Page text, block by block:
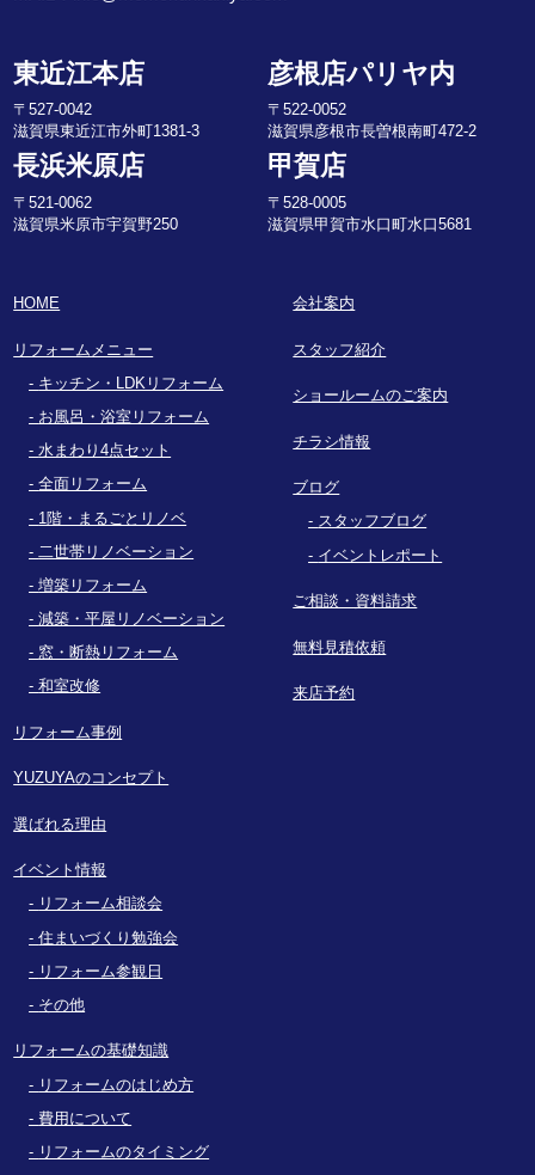
東近江本店
〒527-0042
滋賀県東近江市外町1381-3
彦根店パリヤ内
〒522-0052
滋賀県彦根市長曽根南町472-2
長浜米原店
〒521-0062
滋賀県米原市宇賀野250
甲賀店
〒528-0005
滋賀県甲賀市水口町水口5681
HOME
リフォームメニュー
キッチン・LDKリフォーム
お風呂・浴室リフォーム
水まわり4点セット
全面リフォーム
1階・まるごとリノベ
二世帯リノベーション
増築リフォーム
減築・平屋リノベーション
窓・断熱リフォーム
和室改修
リフォーム事例
YUZUYAのコンセプト
選ばれる理由
イベント情報
リフォーム相談会
住まいづくり勉強会
リフォーム参観日
その他
リフォームの基礎知識
リフォームのはじめ方
費用について
リフォームのタイミング
会社案内
スタッフ紹介
ショールームのご案内
チラシ情報
ブログ
スタッフブログ
イベントレポート
ご相談・資料請求
無料見積依頼
来店予約